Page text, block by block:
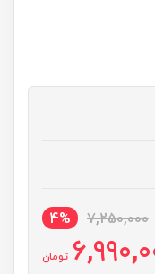
7,250,000
4%
تومان